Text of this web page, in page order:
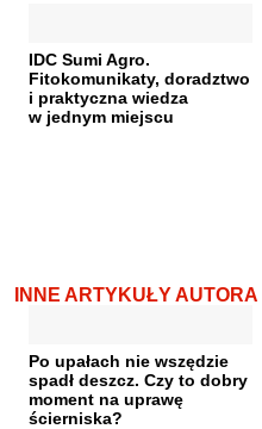
IDC Sumi Agro.
Fitokomunikaty, doradztwo
i praktyczna wiedza
w jednym miejscu
INNE ARTYKUŁY AUTORA
Po upałach nie wszędzie
spadł deszcz. Czy to dobry
moment na uprawę
ścierniska?